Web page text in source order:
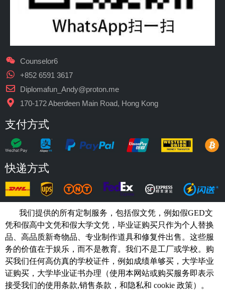
Counselor6
+852 6591 3617
Diplomafun_Andy@proton.me
170-172 Aberdeen Main Road, Hong Kong
支付方式
快递方式
我们提供的所有定制服务，包括假文凭，例如假GED文
凭和假高中文凭和假大学文凭， 毕业证购买只作为个人替换
品、高品质新奇物品、专业制作道具和修复件出售。这些服
务的价值在于娱乐，而不是教育。我们不是工厂或学校。购
买我们任何高仿真的学校证件，例如成绩单够买 ，大学毕业
证购买，大学毕业证书办理（使用本网站或购买服务即表示
接受我们的使用条款,销售条款，和隐私和 cookie 政策）。